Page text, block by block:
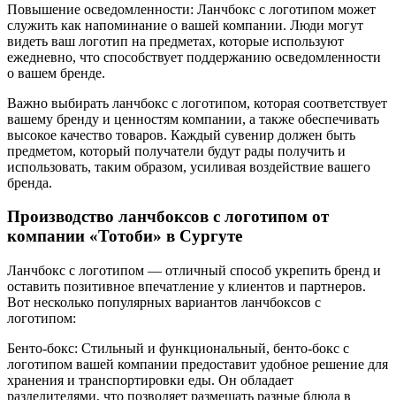
Повышение осведомленности: Ланчбокс с логотипом может
служить как напоминание о вашей компании. Люди могут
видеть ваш логотип на предметах, которые используют
ежедневно, что способствует поддержанию осведомленности
о вашем бренде.
Важно выбирать ланчбокс с логотипом, которая соответствует
вашему бренду и ценностям компании, а также обеспечивать
высокое качество товаров. Каждый сувенир должен быть
предметом, который получатели будут рады получить и
использовать, таким образом, усиливая воздействие вашего
бренда.
Производство ланчбоксов с логотипом от
компании «Тотоби» в Сургуте
Ланчбокс с логотипом — отличный способ укрепить бренд и
оставить позитивное впечатление у клиентов и партнеров.
Вот несколько популярных вариантов ланчбоксов с
логотипом:
Бенто-бокс: Стильный и функциональный, бенто-бокс с
логотипом вашей компании предоставит удобное решение для
хранения и транспортировки еды. Он обладает
разделителями, что позволяет размещать разные блюда в